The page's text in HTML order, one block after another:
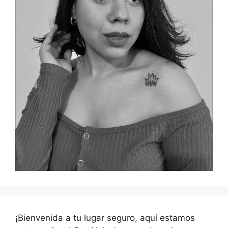
¡Bienvenida a tu lugar seguro, aquí estamos